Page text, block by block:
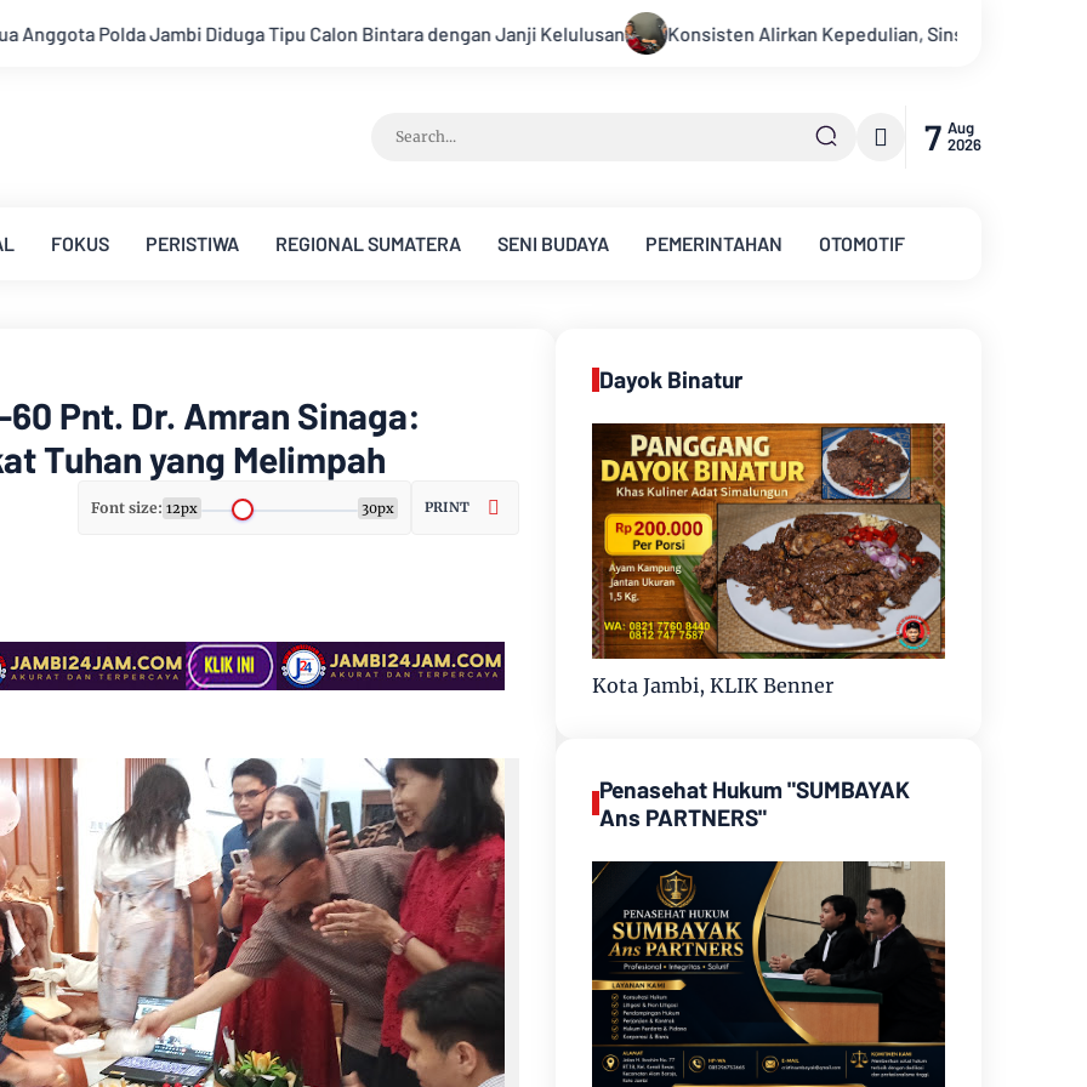
Bintara dengan Janji Kelulusan Konsisten Alirkan Kepedulian, Sinsen Gelar Donor Darah ke-23 dalam Perayaan
7 Aug
2026
FOKUS PERISTIWA REGIONAL SUMATERA SENI BUDAYA PEMERINTAHAN OTOMOTIF
Pnt. Dr. Amran Sinaga:
Tuhan yang Melimpah
Font size: 12px 30px PRINT
Dayok Binatur
Kota Jambi, KLIK Benner
Penasehat Hukum "SUMBAYAK
Ans PARTNERS"